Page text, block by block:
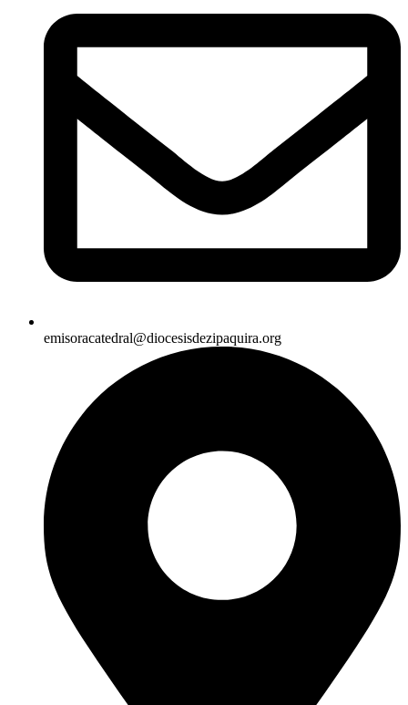
emisoracatedral@diocesisdezipaquira.org